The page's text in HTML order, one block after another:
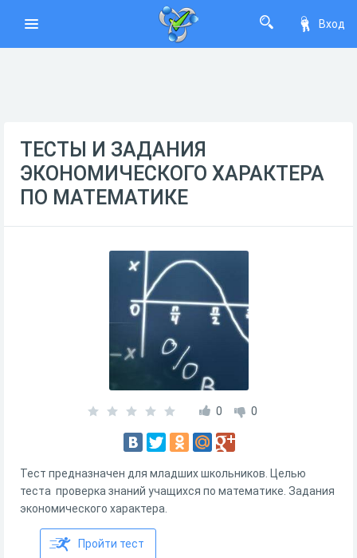
Вход
ТЕСТЫ И ЗАДАНИЯ
ЭКОНОМИЧЕСКОГО ХАРАКТЕРА
ПО МАТЕМАТИКЕ
0 0
Тест предназначен для младших школьников. Целью
теста проверка знаний учащихся по математике. Задания
экономического характера.
Пройти тест